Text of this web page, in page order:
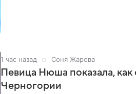
1 час назад Соня Жарова
Певица Нюша показала, как
Черногории